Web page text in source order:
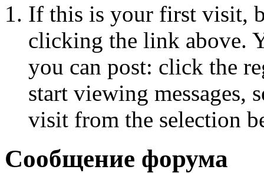
If this is your first visit,
clicking the link above.
you can post: click the
start viewing messages,
visit from the selection
Сообщение форума